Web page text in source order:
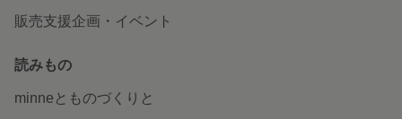
販売支援企画・イベント
読みもの
minneとものづくりと